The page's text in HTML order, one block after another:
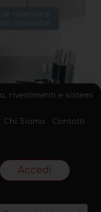
rivestimenti e sistemi
Chi Siamo
Contatti
Accedi